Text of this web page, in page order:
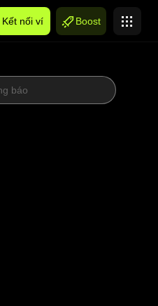
Kết nối ví Boost